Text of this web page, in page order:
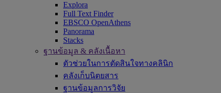
Explora
Full Text Finder
EBSCO OpenAthens
Panorama
Stacks
ฐานข้อมูล & คลังเนื้อหา
ตัวช่วยในการตัดสินใจทางคลินิก
คลังเก็บนิตยสาร
ฐานข้อมูลการวิจัย